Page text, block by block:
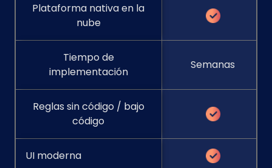
Plataforma nativa en la
nube
Tiempo de
implementación
Semanas
Reglas sin código / bajo
código
UI moderna